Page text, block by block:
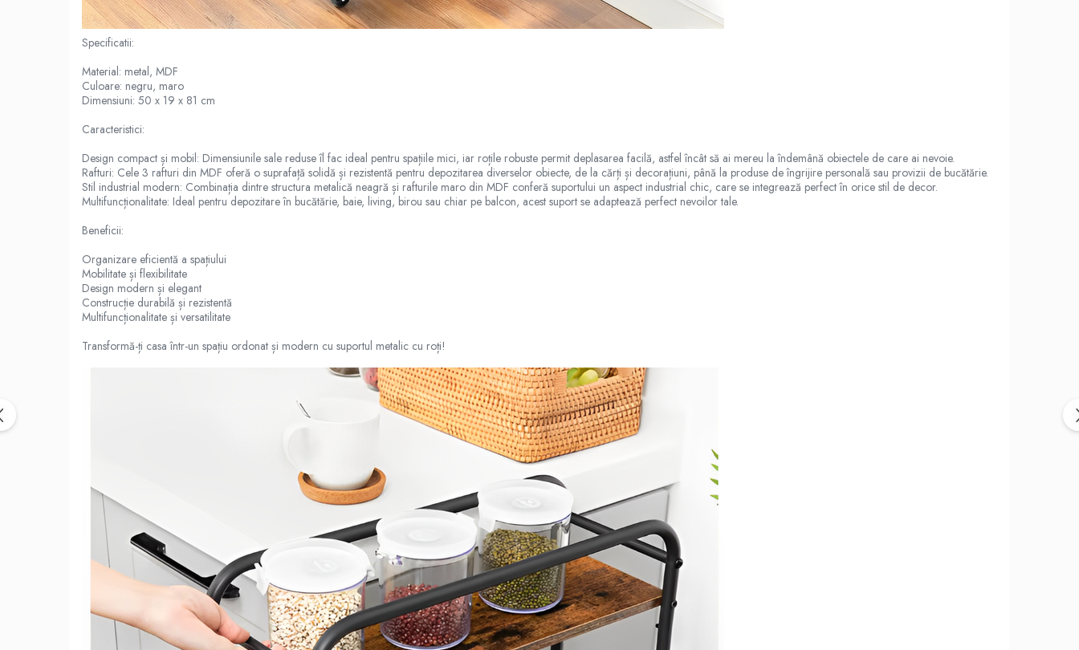
Specificatii:
Material: metal, MDF
Culoare: negru, maro
Dimensiuni: 50 x 19 x 81 cm
Caracteristici:
Design compact și mobil: Dimensiunile sale reduse îl fac ideal pentru spațiile mici, iar roțile robuste permit deplasarea facilă, astfel încât să ai mereu la îndemână obiectele de care ai nevoie.
Rafturi: Cele 3 rafturi din MDF oferă o suprafață solidă și rezistentă pentru depozitarea diverselor obiecte, de la cărți și decorațiuni, până la produse de îngrijire personală sau provizii de bucătărie.
Stil industrial modern: Combinația dintre structura metalică neagră și rafturile maro din MDF conferă suportului un aspect industrial chic, care se integrează perfect în orice stil de decor.
Multifuncționalitate: Ideal pentru depozitare în bucătărie, baie, living, birou sau chiar pe balcon, acest suport se adaptează perfect nevoilor tale.
Beneficii:
Organizare eficientă a spațiului
Mobilitate și flexibilitate
Design modern și elegant
Construcție durabilă și rezistentă
Multifuncționalitate și versatilitate
Transformă-ți casa într-un spațiu ordonat și modern cu suportul metalic cu roți!